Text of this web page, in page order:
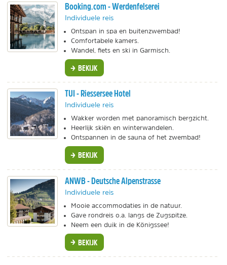
Booking.com - Werdenfelserei
Individuele reis
Ontspan in spa en buitenzwembad!
Comfortabele kamers.
Wandel, fiets en ski in Garmisch.
BEKIJK
TUI - Riessersee Hotel
Individuele reis
Wakker worden met panoramisch bergzicht.
Heerlijk skiën en winterwandelen.
Ontspannen in de sauna of het zwembad!
BEKIJK
ANWB - Deutsche Alpenstrasse
Individuele reis
Mooie accommodaties in de natuur.
Gave rondreis o.a. langs de Zugspitze.
Neem een duik in de Königssee!
BEKIJK